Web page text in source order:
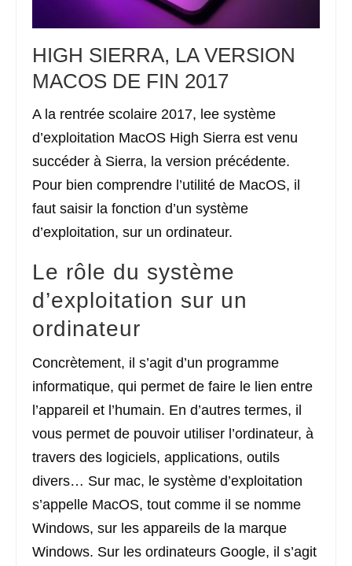
HIGH SIERRA, LA VERSION
MACOS DE FIN 2017
A la rentrée scolaire 2017, lee système
d’exploitation MacOS High Sierra est venu
succéder à Sierra, la version précédente.
Pour bien comprendre l’utilité de MacOS, il
faut saisir la fonction d’un système
d’exploitation, sur un ordinateur.
Le rôle du système
d’exploitation sur un
ordinateur
Concrètement, il s’agit d’un programme
informatique, qui permet de faire le lien entre
l’appareil et l’humain. En d’autres termes, il
vous permet de pouvoir utiliser l’ordinateur, à
travers des logiciels, applications, outils
divers… Sur mac, le système d’exploitation
s’appelle MacOS, tout comme il se nomme
Windows, sur les appareils de la marque
Windows. Sur les ordinateurs Google, il s’agit